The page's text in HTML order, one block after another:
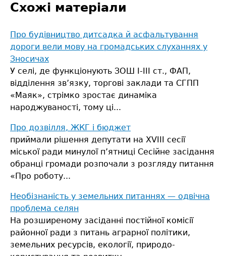
Схожі матеріали
Про будівництво дитсадка й асфальтування
дороги вели мову на громадських слуханнях у
Зносичах
У селі, де функціонують ЗОШ І-ІІІ ст., ФАП,
відділення зв’язку, торгові заклади та СГПП
«Маяк», стрімко зростає динаміка
народжуваності, тому ці...
Про дозвілля, ЖКГ і бюджет
приймали рішення депутати на ХVІІІ сесії
міської ради минулої п’ятниці Сесійне засідання
обранці громади розпочали з розгляду питання
«Про роботу...
Необiзнанiсть у земельних питаннях — одвiчна
проблема селян
На розширеному засіданні постійної комiсiї
районної ради з питань аграрної політики,
земельних ресурсів, екології, природо-